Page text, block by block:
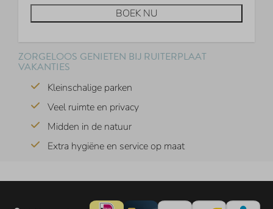
BOEK NU
ZORGELOOS GENIETEN BIJ RUITERPLAAT
VAKANTIES
Kleinschalige parken
Veel ruimte en privacy
Midden in de natuur
Extra hygiëne en service op maat